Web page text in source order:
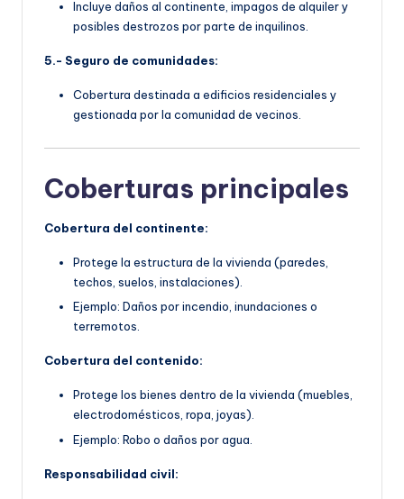
Incluye daños al continente, impagos de alquiler y
posibles destrozos por parte de inquilinos.
5.- Seguro de comunidades:
Cobertura destinada a edificios residenciales y
gestionada por la comunidad de vecinos.
Coberturas principales
Cobertura del continente:
Protege la estructura de la vivienda (paredes,
techos, suelos, instalaciones).
Ejemplo: Daños por incendio, inundaciones o
terremotos.
Cobertura del contenido:
Protege los bienes dentro de la vivienda (muebles,
electrodomésticos, ropa, joyas).
Ejemplo: Robo o daños por agua.
Responsabilidad civil: